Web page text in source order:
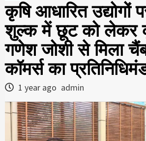
कृषि आधारित उद्योगों
शुल्क में छूट को लेकर
गणेश जोशी से मिला
कॉमर्स का
1 year ago admin